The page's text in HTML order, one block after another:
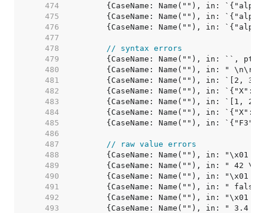
   474
   475
   476
   477
   478
// syntax errors
   479
   480
   481
   482
   483
   484
   485
   486
   487
// raw value errors
   488
   489
   490
   491
   492
   493